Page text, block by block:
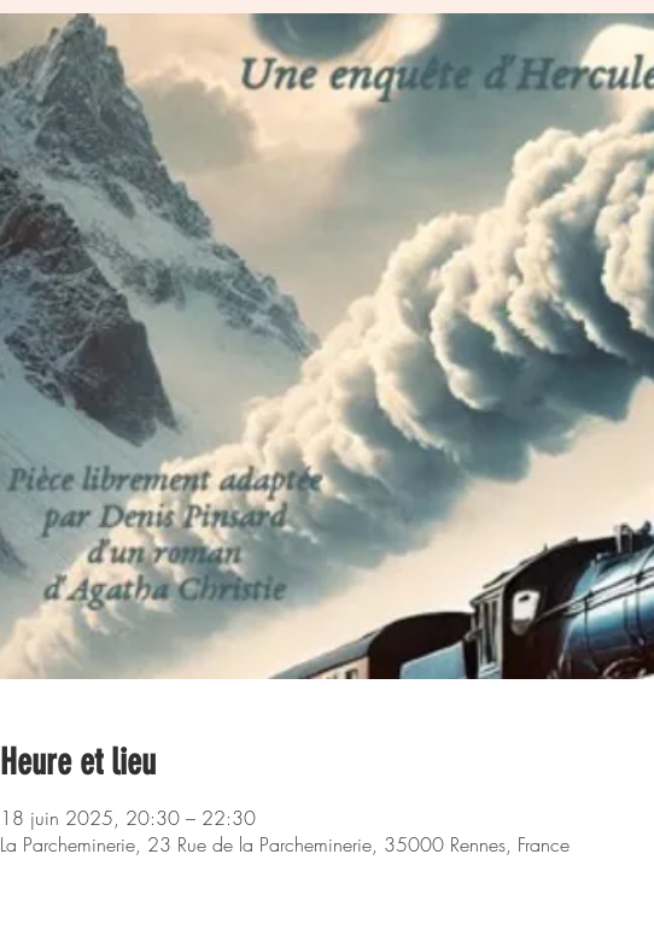
Heure et lieu
18 juin 2025, 20:30 – 22:30
La Parcheminerie, 23 Rue de la Parcheminerie, 35000 Rennes, France